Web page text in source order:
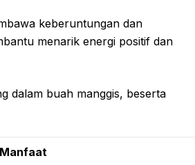
keberuntungan dan
menarik energi positif dan
dalam buah manggis, beserta
Manfaat